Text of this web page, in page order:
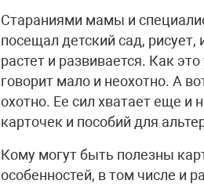
Стараниями мамы и
посещал детский сад,
растет и развивается. Как
говорит мало и неохотно. А
охотно. Ее сил хватает еще и
карточек и пособий для
Кому могут быть полезны
особенностей, в том числе и